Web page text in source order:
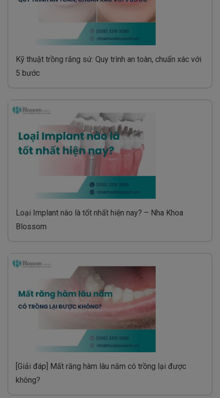
Kỹ thuật trồng răng sứ: Quy trình an toàn, chuẩn xác với
5 bước
Loại Implant nào là tốt nhất hiện nay? – Nha Khoa
Blossom
[Giải đáp] Mất răng hàm lâu năm có trồng lại được
không?